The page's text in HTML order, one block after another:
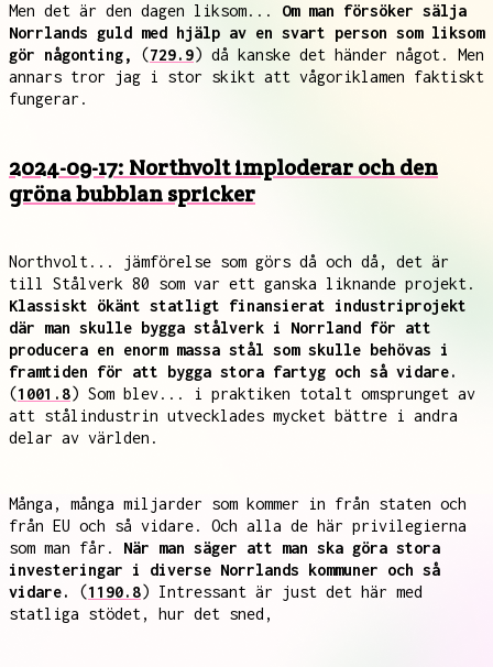
Men det är den dagen liksom... Om man försöker sälja
Norrlands guld med hjälp av en svart person som liksom
gör någonting,
(729.9) då kanske det händer något. Men
annars tror jag i stor skikt att vågoriklamen faktiskt
fungerar.
2024-09-17: Northvolt imploderar och den
gröna bubblan spricker
Northvolt... jämförelse som görs då och då, det är
till Stålverk 80 som var ett ganska liknande projekt.
Klassiskt ökänt statligt finansierat industriprojekt
där man skulle bygga stålverk i Norrland för att
producera en enorm massa stål som skulle behövas i
framtiden för att bygga stora fartyg och så vidare.
(1001.8) Som blev... i praktiken totalt omsprunget av
att stålindustrin utvecklades mycket bättre i andra
delar av världen.
Många, många miljarder som kommer in från staten och
från EU och så vidare. Och alla de här privilegierna
som man får. När man säger att man ska göra stora
investeringar i diverse Norrlands kommuner och så
vidare.
(1190.8) Intressant är just det här med
statliga stödet, hur det sned,